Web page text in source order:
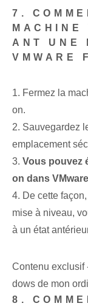
7.
MACHINE
ANT UNE
VMWARE
1. Fermez la
on.
2. Sauvegardez
emplacement
3. Vous pouvez
on dans
4. De cette
mise à niveau,
à un état
Contenu exclusif
dows de mon
8.